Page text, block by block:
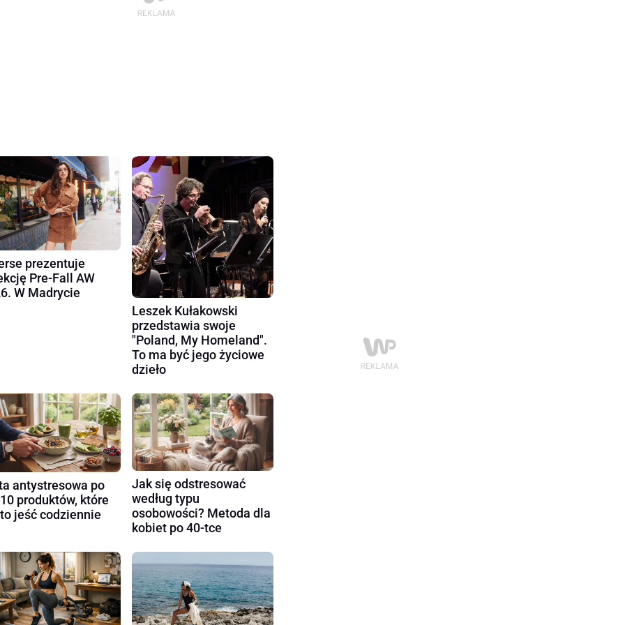
prezentuje
Pre-Fall AW
W Madrycie
Leszek Kułakowski
przedstawia swoje
"Poland, My Homeland".
To ma być jego życiowe
dzieło
antystresowa po
produktów, które
jeść codziennie
Jak się odstresować
według typu
osobowości? Metoda dla
kobiet po 40-tce